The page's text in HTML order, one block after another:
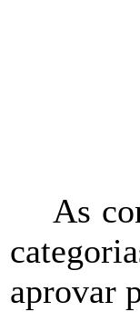
As
aprovar